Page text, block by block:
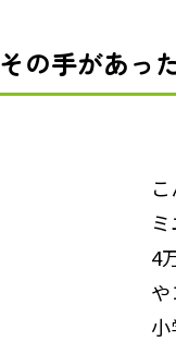
その手があっ
4
や
小